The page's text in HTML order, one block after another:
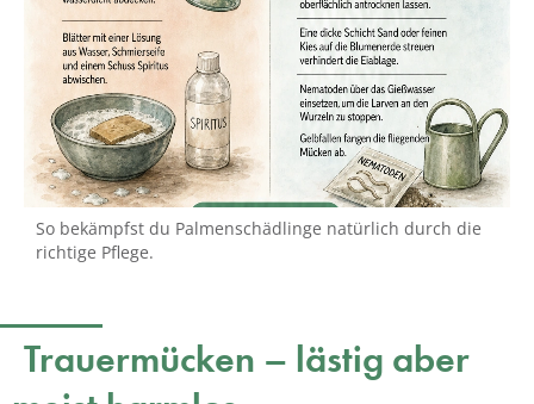
So bekämpfst du Palmenschädlinge natürlich durch die
richtige Pflege.
Trauermücken – lästig aber